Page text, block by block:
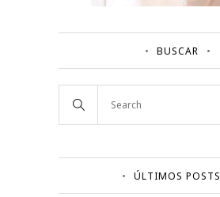
BUSCAR
ÚLTIMOS POSTS